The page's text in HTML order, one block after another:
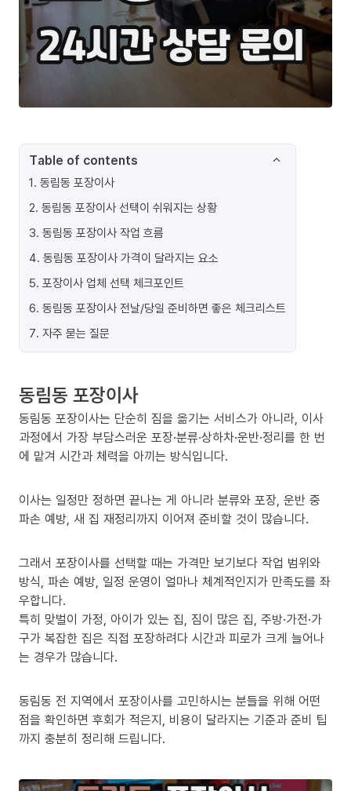
Table of contents
1. 동림동 포장이사
2. 동림동 포장이사 선택이 쉬워지는 상황
3. 동림동 포장이사 작업 흐름
4. 동림동 포장이사 가격이 달라지는 요소
5. 포장이사 업체 선택 체크포인트
6. 동림동 포장이사 전날/당일 준비하면 좋은 체크리스트
7. 자주 묻는 질문
동림동 포장이사
동림동 포장이사는 단순히 짐을 옮기는 서비스가 아니라, 이사
과정에서 가장 부담스러운 포장·분류·상하차·운반·정리를 한 번
에 맡겨 시간과 체력을 아끼는 방식입니다.
이사는 일정만 정하면 끝나는 게 아니라 분류와 포장, 운반 중
파손 예방, 새 집 재정리까지 이어져 준비할 것이 많습니다.
그래서 포장이사를 선택할 때는 가격만 보기보다 작업 범위와
방식, 파손 예방, 일정 운영이 얼마나 체계적인지가 만족도를 좌
우합니다.
특히 맞벌이 가정, 아이가 있는 집, 짐이 많은 집, 주방·가전·가
구가 복잡한 집은 직접 포장하려다 시간과 피로가 크게 늘어나
는 경우가 많습니다.
동림동 전 지역에서 포장이사를 고민하시는 분들을 위해 어떤
점을 확인하면 후회가 적은지, 비용이 달라지는 기준과 준비 팁
까지 충분히 정리해 드립니다.